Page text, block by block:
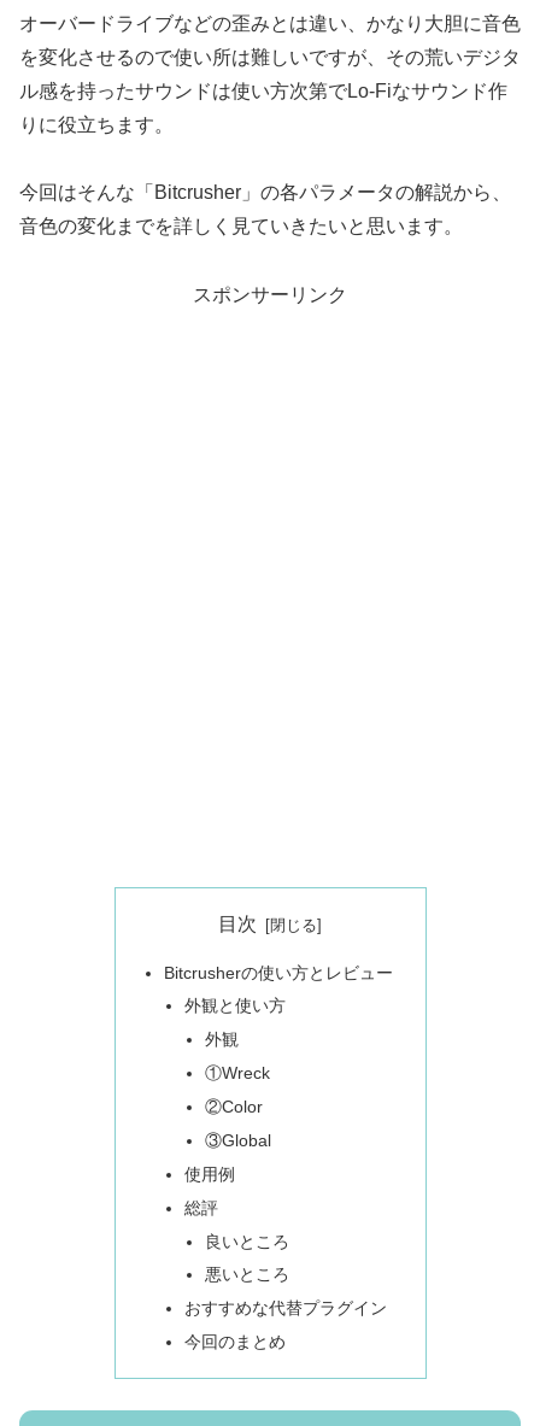
オーバードライブなどの歪みとは違い、かなり大胆に音色
を変化させるので使い所は難しいですが、その荒いデジタ
ル感を持ったサウンドは使い方次第でLo-Fiなサウンド作
りに役立ちます。
今回はそんな「Bitcrusher」の各パラメータの解説から、
音色の変化までを詳しく見ていきたいと思います。
スポンサーリンク
目次
Bitcrusherの使い方とレビュー
外観と使い方
外観
①Wreck
②Color
③Global
使用例
総評
良いところ
悪いところ
おすすめな代替プラグイン
今回のまとめ